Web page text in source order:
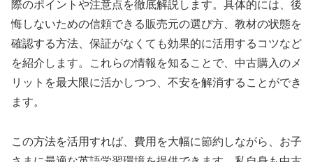
際のポイントや注意点を徹底解説します。具体的には、後
悔しないための信頼できる販売元の選び方、教材の状態を
確認する方法、保証がなくても効果的に活用するコツなど
を紹介します。これらの情報を知ることで、中古購入のメ
リットを最大限に活かしつつ、不安を解消することができ
ます。
この方法を活用すれば、費用を大幅に節約しながら、お子